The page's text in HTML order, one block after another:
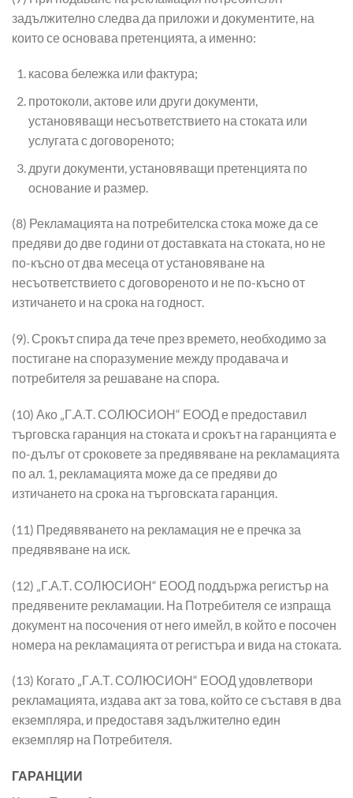
задължително следва да приложи и документите, на
които се основава претенцията, а именно:
касова бележка или фактура;
протоколи, актове или други документи,
установяващи несъответствието на стоката или
услугата с договореното;
други документи, установяващи претенцията по
основание и размер.
(8) Рекламацията на потребителска стока може да се
предяви до две години от доставката на стоката, но не
по-късно от два месеца от установяване на
несъответствието с договореното и не по-късно от
изтичането и на срока на годност.
(9). Срокът спира да тече през времето, необходимо за
постигане на споразумение между продавача и
потребителя за решаване на спора.
(10) Ако „Г.А.Т. СОЛЮСИОН“ ЕООД е предоставил
търговска гаранция на стоката и срокът на гаранцията е
по-дълъг от сроковете за предявяване на рекламацията
по ал. 1, рекламацията може да се предяви до
изтичането на срока на търговската гаранция.
(11) Предявяването на рекламация не е пречка за
предявяване на иск.
(12) „Г.А.Т. СОЛЮСИОН“ ЕООД поддържа регистър на
предявените рекламации. На Потребителя се изпраща
документ на посочения от него имейл, в който е посочен
номера на рекламацията от регистъра и вида на стоката.
(13) Когато „Г.А.Т. СОЛЮСИОН“ ЕООД удовлетвори
рекламацията, издава акт за това, който се съставя в два
екземпляра, и предоставя задължително един
екземпляр на Потребителя.
ГАРАНЦИИ